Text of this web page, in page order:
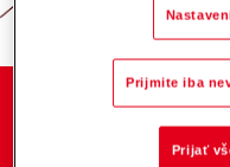
O spoločnosti
Prijmite iba
Prijať